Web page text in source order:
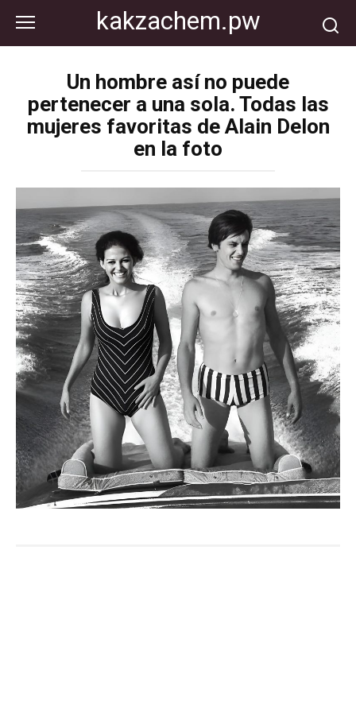
контенту
kakzachem.pw
Un hombre así no puede
pertenecer a una sola. Todas las
mujeres favoritas de Alain Delon
en la foto